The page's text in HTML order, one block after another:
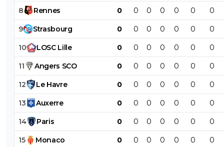
8 Rennes 0 0 0 0 0 0 0
9 Strasbourg 0 0 0 0 0 0 0
10 LOSC Lille 0 0 0 0 0 0 0
11 Angers SCO 0 0 0 0 0 0 0
12 Le Havre 0 0 0 0 0 0 0
13 Auxerre 0 0 0 0 0 0 0
14 Paris 0 0 0 0 0 0 0
15 Monaco 0 0 0 0 0 0 0